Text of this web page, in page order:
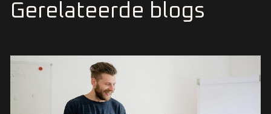
Gerelateerde blogs